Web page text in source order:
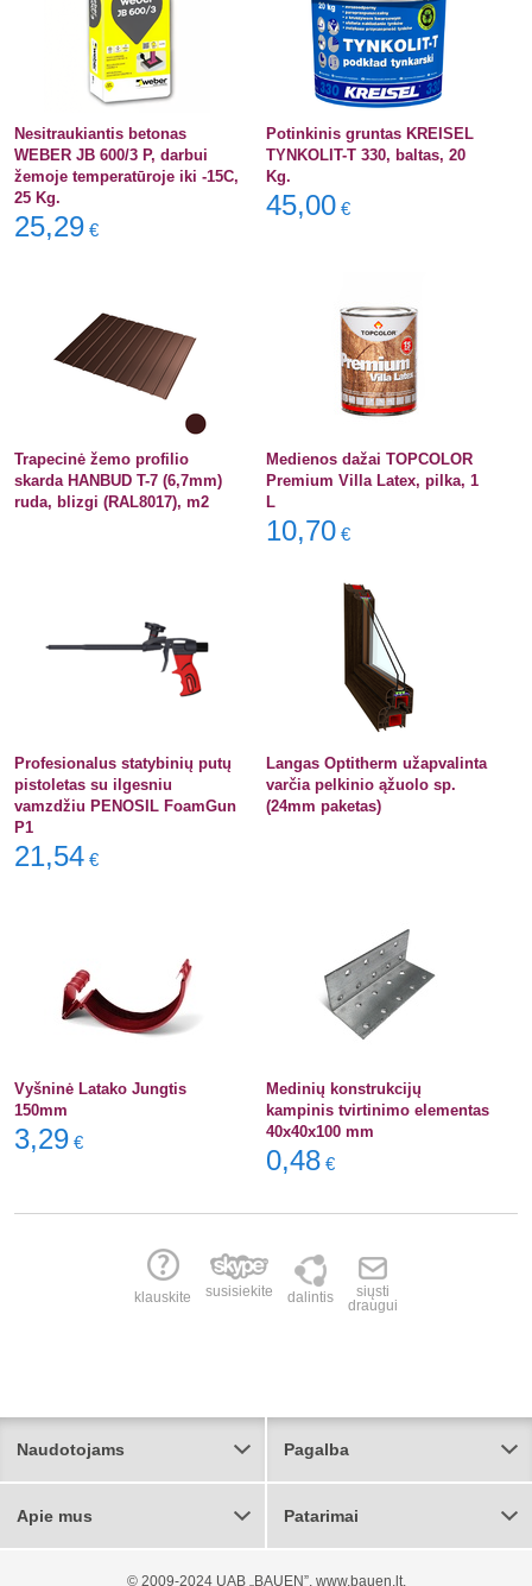
Nesitraukiantis betonas
WEBER JB 600/3 P, darbui
žemoje temperatūroje iki -15C,
25 Kg.
25,29 €
Potinkinis gruntas KREISEL
TYNKOLIT-T 330, baltas, 20
Kg.
45,00 €
Trapecinė žemo profilio
skarda HANBUD T-7 (6,7mm)
ruda, blizgi (RAL8017), m2
Medienos dažai TOPCOLOR
Premium Villa Latex, pilka, 1
L
10,70 €
Profesionalus statybinių putų
pistoletas su ilgesniu
vamzdžiu PENOSIL FoamGun
P1
21,54 €
Langas Optitherm užapvalinta
varčia pelkinio ąžuolo sp.
(24mm paketas)
Vyšninė Latako Jungtis
150mm
3,29 €
Medinių konstrukcijų
kampinis tvirtinimo elementas
40x40x100 mm
0,48 €
klauskite susisiekite dalintis
siųsti
draugui
Naudotojams Pagalba
Apie mus Patarimai
© 2009-2024 UAB „BAUEN”, www.bauen.lt.